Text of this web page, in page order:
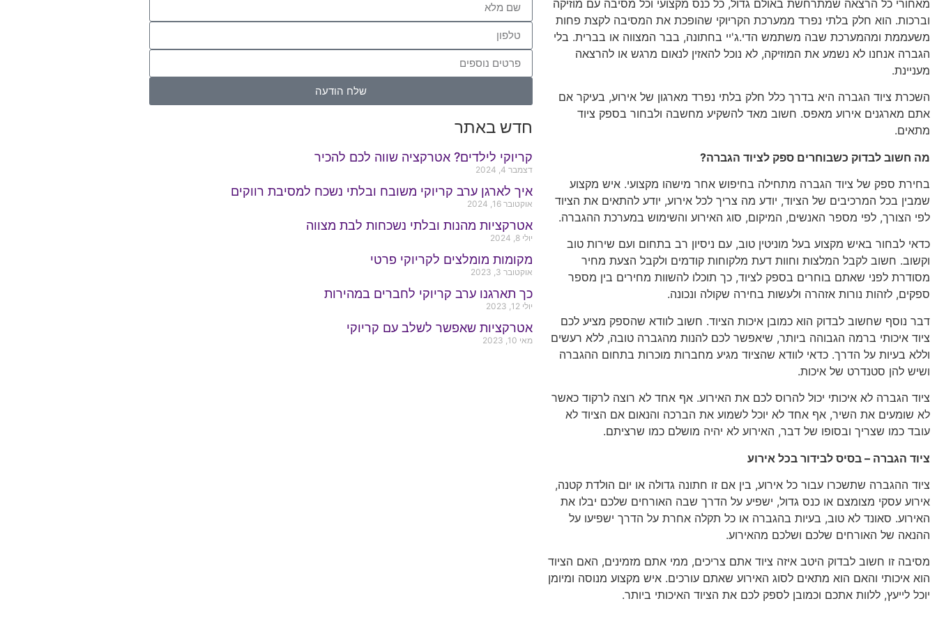
מאחורי כל הרצאה שמתרחשת באולם גדול, כל כנס מקצועי וכל מסיבה עם מוזיקה
וברכות. הוא חלק בלתי נפרד ממערכת הקריוקי שהופכת את המסיבה לקצת פחות
משעממת ומהמערכת שבה משתמש הדי.ג'יי בחתונה, בבר המצווה או בברית. בלי
הגברה אנחנו לא נשמע את המוזיקה, לא נוכל להאזין לנאום מרגש או להרצאה
מעניינת.
השכרת ציוד הגברה היא בדרך כלל חלק בלתי נפרד מארגון של אירוע, בעיקר אם
אתם מארגנים אירוע מאפס. חשוב מאד להשקיע מחשבה ולבחור בספק ציוד
מתאים.
מה חשוב לבדוק כשבוחרים ספק לציוד הגברה?
בחירת ספק של ציוד הגברה מתחילה בחיפוש אחר מישהו מקצועי. איש מקצוע
שמבין בכל המרכיבים של הציוד, יודע מה צריך לכל אירוע, יודע להתאים את הציוד
לפי הצורך, לפי מספר האנשים, המיקום, סוג האירוע והשימוש במערכת ההגברה.
כדאי לבחור באיש מקצוע בעל מוניטין טוב, עם ניסיון רב בתחום ועם שירות טוב
וקשוב. חשוב לקבל המלצות וחוות דעת מלקוחות קודמים ולקבל הצעת מחיר
מסודרת לפני שאתם בוחרים בספק לציוד, כך תוכלו להשוות מחירים בין מספר
ספקים, לזהות נורות אזהרה ולעשות בחירה שקולה ונכונה.
דבר נוסף שחשוב לבדוק הוא כמובן איכות הציוד. חשוב לוודא שהספק מציע לכם
ציוד איכותי ברמה הגבוהה ביותר, שיאפשר לכם להנות מהגברה טובה, ללא רעשים
וללא בעיות על הדרך. כדאי לוודא שהציוד מגיע מחברות מוכרות בתחום ההגברה
ושיש להן סטנדרט של איכות.
ציוד הגברה לא איכותי יכול להרוס לכם את האירוע. אף אחד לא רוצה לרקוד כאשר
לא שומעים את השיר, אף אחד לא יוכל לשמוע את הברכה והנאום אם הציוד לא
עובד כמו שצריך ובסופו של דבר, האירוע לא יהיה מושלם כמו שרציתם.
ציוד הגברה – בסיס לבידור בכל אירוע
ציוד ההגברה שתשכרו עבור כל אירוע, בין אם זו חתונה גדולה או יום הולדת קטנה,
אירוע עסקי מצומצם או כנס גדול, ישפיע על הדרך שבה האורחים שלכם יבלו את
האירוע. סאונד לא טוב, בעיות בהגברה או כל תקלה אחרת על הדרך ישפיעו על
ההנאה של האורחים שלכם ושלכם מהאירוע.
מסיבה זו חשוב לבדוק היטב איזה ציוד אתם צריכים, ממי אתם מזמינים, האם הציוד
הוא איכותי והאם הוא מתאים לסוג האירוע שאתם עורכים. איש מקצוע מנוסה ומיומן
יוכל לייעץ, ללוות אתכם וכמובן לספק לכם את הציוד האיכותי ביותר.
שלח הודעה
חדש באתר
קריוקי לילדים? אטרקציה שווה לכם להכיר
דצמבר 4, 2024
איך לארגן ערב קריוקי משובח ובלתי נשכח למסיבת רווקים
אוקטובר 16, 2024
אטרקציות מהנות ובלתי נשכחות לבת מצווה
יולי 8, 2024
מקומות מומלצים לקריוקי פרטי
אוקטובר 3, 2023
כך תארגנו ערב קריוקי לחברים במהירות
יולי 12, 2023
אטרקציות שאפשר לשלב עם קריוקי
מאי 10, 2023